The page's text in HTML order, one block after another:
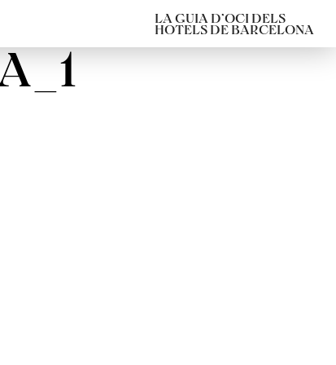
LA GUIA D’OCI DELS
HOTELS DE BARCELONA